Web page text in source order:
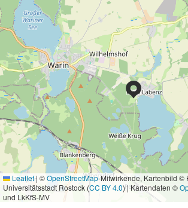
Leaflet| ©OpenStreetMap-Mitwirkende, Kartenbild ©
Universitätsstadt Rostock (CC BY 4.0) | Kartendaten ©
und LkKfS-MV